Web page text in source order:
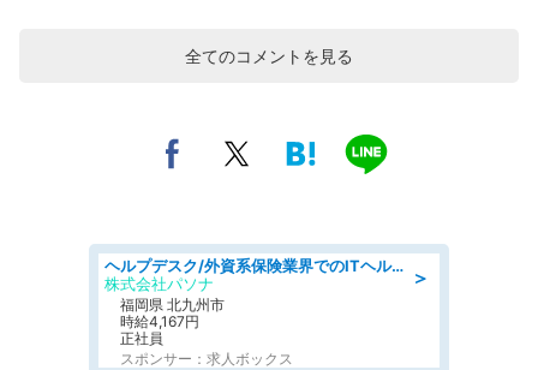
全てのコメントを見る
＞
ヘルプデスク/外資系保険業界でのITヘルプデスク業務/駅近/即日勤務可/ヘルプデスク
株式会社パソナ
福岡県 北九州市
時給4,167円
正社員
スポンサー：求人ボックス